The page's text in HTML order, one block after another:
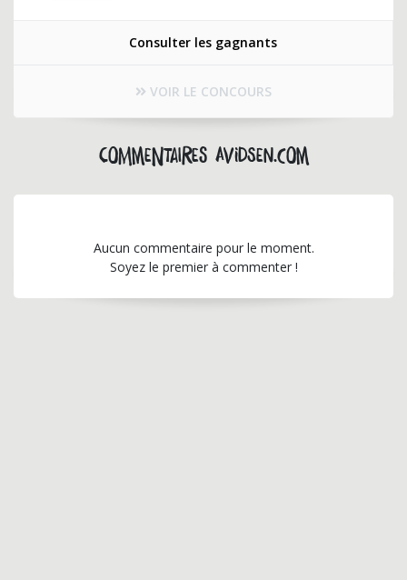
Consulter les gagnants
VOIR LE CONCOURS
Commentaires avidsen.com
Aucun commentaire pour le moment.
Soyez le premier à commenter !